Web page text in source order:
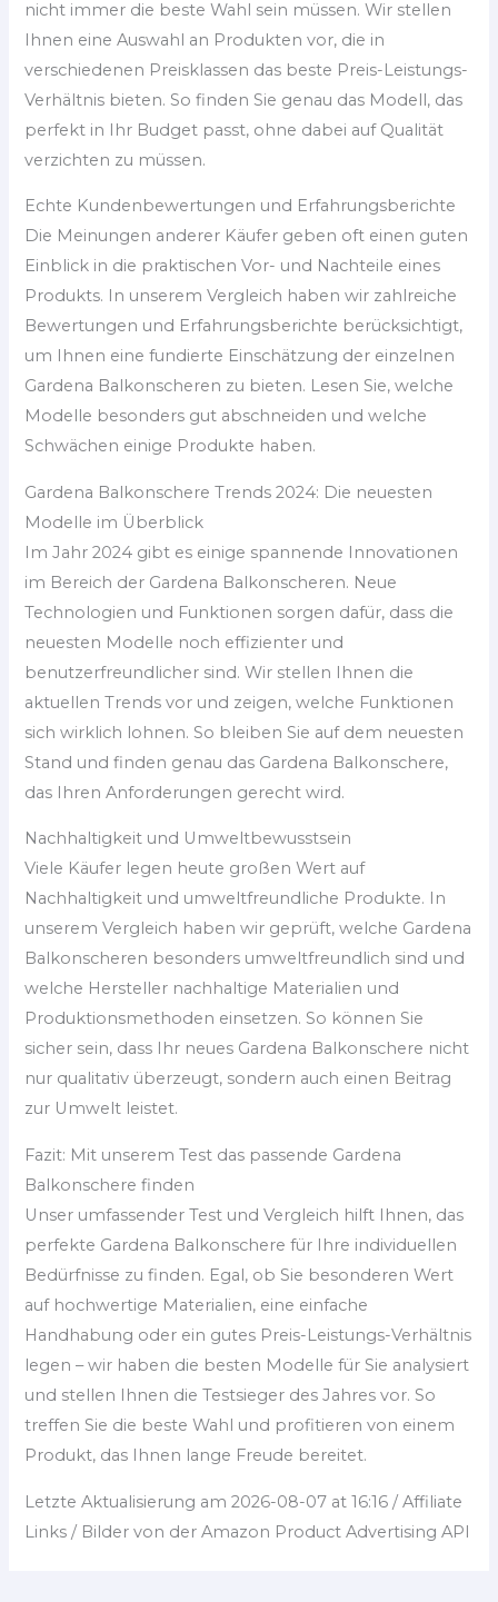
nicht immer die beste Wahl sein müssen. Wir stellen
Ihnen eine Auswahl an Produkten vor, die in
verschiedenen Preisklassen das beste Preis-Leistungs-
Verhältnis bieten. So finden Sie genau das Modell, das
perfekt in Ihr Budget passt, ohne dabei auf Qualität
verzichten zu müssen.
Echte Kundenbewertungen und Erfahrungsberichte
Die Meinungen anderer Käufer geben oft einen guten
Einblick in die praktischen Vor- und Nachteile eines
Produkts. In unserem Vergleich haben wir zahlreiche
Bewertungen und Erfahrungsberichte berücksichtigt,
um Ihnen eine fundierte Einschätzung der einzelnen
Gardena Balkonscheren zu bieten. Lesen Sie, welche
Modelle besonders gut abschneiden und welche
Schwächen einige Produkte haben.
Gardena Balkonschere Trends 2024: Die neuesten
Modelle im Überblick
Im Jahr 2024 gibt es einige spannende Innovationen
im Bereich der Gardena Balkonscheren. Neue
Technologien und Funktionen sorgen dafür, dass die
neuesten Modelle noch effizienter und
benutzerfreundlicher sind. Wir stellen Ihnen die
aktuellen Trends vor und zeigen, welche Funktionen
sich wirklich lohnen. So bleiben Sie auf dem neuesten
Stand und finden genau das Gardena Balkonschere,
das Ihren Anforderungen gerecht wird.
Nachhaltigkeit und Umweltbewusstsein
Viele Käufer legen heute großen Wert auf
Nachhaltigkeit und umweltfreundliche Produkte. In
unserem Vergleich haben wir geprüft, welche Gardena
Balkonscheren besonders umweltfreundlich sind und
welche Hersteller nachhaltige Materialien und
Produktionsmethoden einsetzen. So können Sie
sicher sein, dass Ihr neues Gardena Balkonschere nicht
nur qualitativ überzeugt, sondern auch einen Beitrag
zur Umwelt leistet.
Fazit: Mit unserem Test das passende Gardena
Balkonschere finden
Unser umfassender Test und Vergleich hilft Ihnen, das
perfekte Gardena Balkonschere für Ihre individuellen
Bedürfnisse zu finden. Egal, ob Sie besonderen Wert
auf hochwertige Materialien, eine einfache
Handhabung oder ein gutes Preis-Leistungs-Verhältnis
legen – wir haben die besten Modelle für Sie analysiert
und stellen Ihnen die Testsieger des Jahres vor. So
treffen Sie die beste Wahl und profitieren von einem
Produkt, das Ihnen lange Freude bereitet.
Letzte Aktualisierung am 2026-08-07 at 16:16 / Affiliate
Links / Bilder von der Amazon Product Advertising API